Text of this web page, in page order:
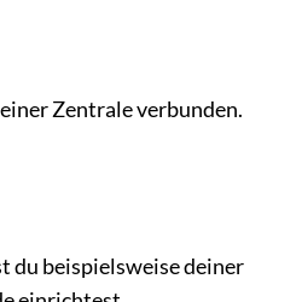
Zentrale verbunden.
du beispielsweise deiner